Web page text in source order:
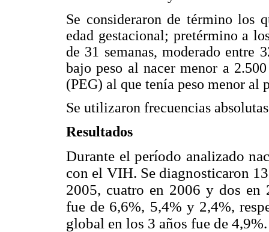
Se consideraron de término los
edad gestacional; pretérmino a
de 31 semanas, moderado entre
bajo peso al nacer menor a
(PEG) al que tenía peso menor al
Se utilizaron frecuencias
Resultados
Durante el período analizado
con el VIH. Se diagnosticaron
2005, cuatro en 2006 y dos en
fue de 6,6%, 5,4% y 2,4%,
global en los 3 años fue de 4,9%.